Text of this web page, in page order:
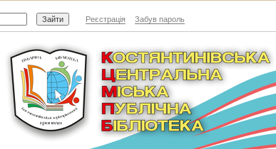
Реєстрація Забув пароль